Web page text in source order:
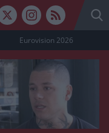
Eurovision 2026